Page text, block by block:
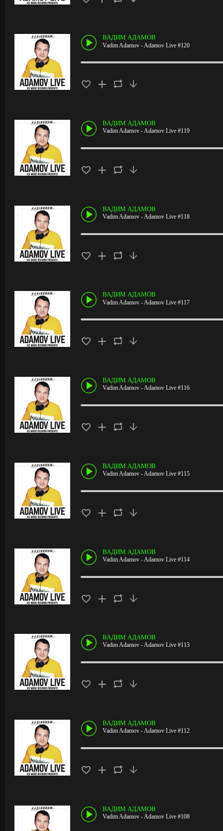
ВАДИМ АДАМОВ
Vadim Adamov - Adamov Live #120
ВАДИМ АДАМОВ
Vadim Adamov - Adamov Live #119
ВАДИМ АДАМОВ
Vadim Adamov - Adamov Live #118
ВАДИМ АДАМОВ
Vadim Adamov - Adamov Live #117
ВАДИМ АДАМОВ
Vadim Adamov - Adamov Live #116
ВАДИМ АДАМОВ
Vadim Adamov - Adamov Live #115
ВАДИМ АДАМОВ
Vadim Adamov - Adamov Live #114
ВАДИМ АДАМОВ
Vadim Adamov - Adamov Live #113
ВАДИМ АДАМОВ
Vadim Adamov - Adamov Live #112
ВАДИМ АДАМОВ
Vadim Adamov - Adamov Live #108